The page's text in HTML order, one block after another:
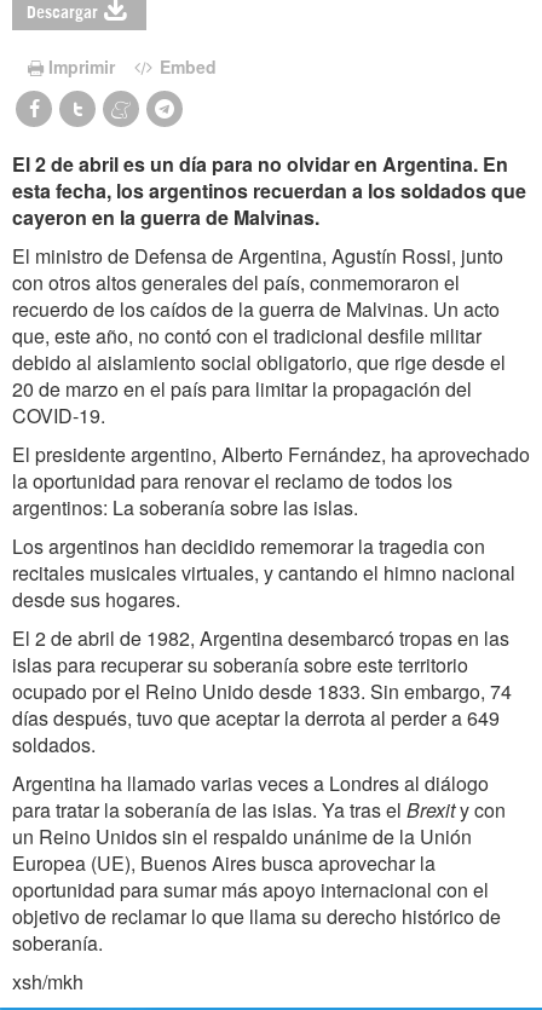
Descargar
Imprimir Embed
El 2 de abril es un día para no olvidar en Argentina. En
esta fecha, los argentinos recuerdan a los soldados que
cayeron en la guerra de Malvinas.
El ministro de Defensa de Argentina, Agustín Rossi, junto
con otros altos generales del país, conmemoraron el
recuerdo de los caídos de la guerra de Malvinas. Un acto
que, este año, no contó con el tradicional desfile militar
debido al aislamiento social obligatorio, que rige desde el
20 de marzo en el país para limitar la propagación del
COVID-19.
El presidente argentino, Alberto Fernández, ha aprovechado
la oportunidad para renovar el reclamo de todos los
argentinos: La soberanía sobre las islas.
Los argentinos han decidido rememorar la tragedia con
recitales musicales virtuales, y cantando el himno nacional
desde sus hogares.
El 2 de abril de 1982, Argentina desembarcó tropas en las
islas para recuperar su soberanía sobre este territorio
ocupado por el Reino Unido desde 1833. Sin embargo, 74
días después, tuvo que aceptar la derrota al perder a 649
soldados.
Argentina ha llamado varias veces a Londres al diálogo
para tratar la soberanía de las islas. Ya tras el Brexity con
un Reino Unidos sin el respaldo unánime de la Unión
Europea (UE), Buenos Aires busca aprovechar la
oportunidad para sumar más apoyo internacional con el
objetivo de reclamar lo que llama su derecho histórico de
soberanía.
xsh/mkh